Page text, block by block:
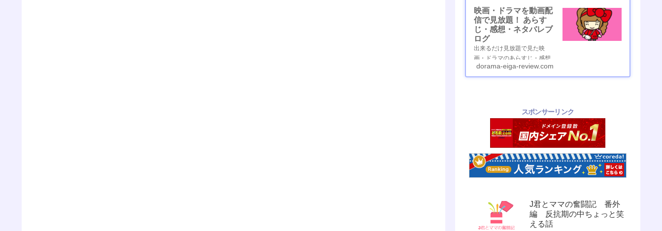
映画・ドラマを動画配
信で見放題！ あらす
じ・感想・ネタバレブ
ログ
出来るだけ見放題で見た映
画・ドラマのあらすじ・感想
dorama-eiga-review.com
スポンサーリンク
J君とママの奮闘記 番外
編 反抗期の中ちょっと笑
える話